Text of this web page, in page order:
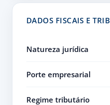
DADOS FISCAIS E
Natureza jurídica
Porte empresarial
Regime tributário